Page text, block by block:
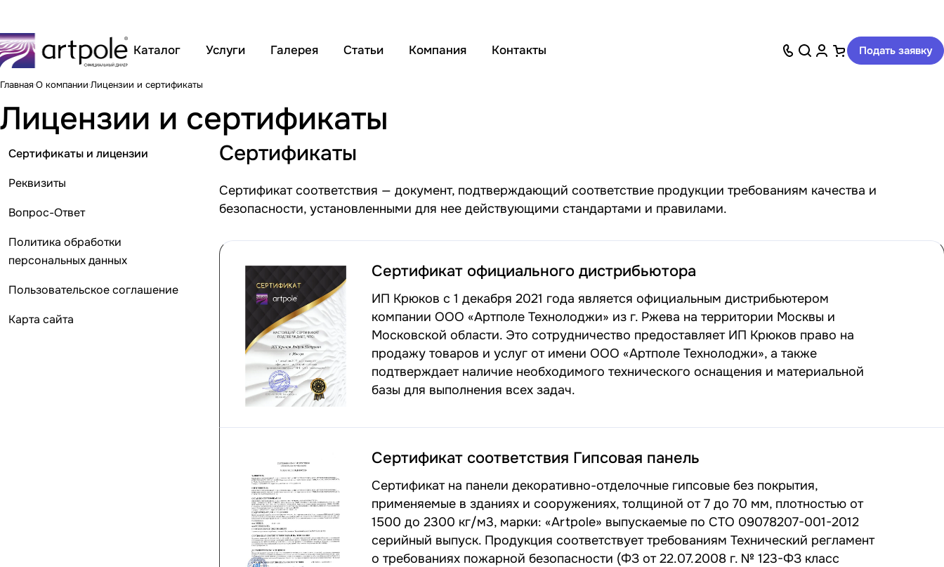
Каталог Услуги Галерея Статьи Компания Контакты Подать заявку
Главная О компании Лицензии и сертификаты
Лицензии и сертификаты
Сертификаты
Сертификат соответствия — документ, подтверждающий соответствие продукции требованиям качества и
безопасности, установленными для нее действующими стандартами и правилами.
Сертификат официального дистрибьютора
ИП Крюков с 1 декабря 2021 года является официальным дистрибьютером
компании ООО «Артполе Технолоджи» из г. Ржева на территории Москвы и
Московской области. Это сотрудничество предоставляет ИП Крюков право на
продажу товаров и услуг от имени ООО «Артполе Технолоджи», а также
подтверждает наличие необходимого технического оснащения и материальной
базы для выполнения всех задач.
Сертификат соответствия Гипсовая панель
Сертификат на панели декоративно-отделочные гипсовые без покрытия,
применяемые в зданиях и сооружениях, толщиной от 7 до 70 мм, плотностью от
1500 до 2300 кг/м3, марки: «Аrtpole» выпускаемые по СТО 09078207-001-2012
серийный выпуск. Продукция соответствует требованиям Технический регламент
о требованиях пожарной безопасности (ФЗ от 22.07.2008 г. № 123-ФЗ класс
Сертификаты и лицензии
Реквизиты
Вопрос-Ответ
Политика обработки
персональных данных
Пользовательское соглашение
Карта сайта